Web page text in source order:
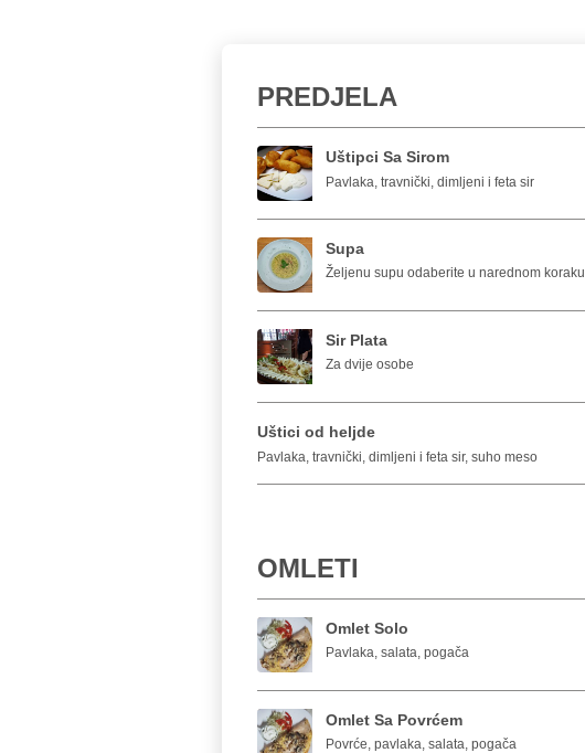
PREDJELA
Uštipci Sa Sirom
Pavlaka, travnički, dimljeni i feta sir
Supa
Željenu supu odaberite u narednom koraku
Sir Plata
Za dvije osobe
Uštici od heljde
Pavlaka, travnički, dimljeni i feta sir, suho meso
OMLETI
Omlet Solo
Pavlaka, salata, pogača
Omlet Sa Povrćem
Povrće, pavlaka, salata, pogača